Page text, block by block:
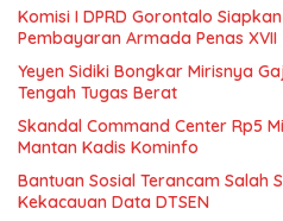
Komisi I DPRD Gorontalo
Pembayaran Armada Penas XVII
Yeyen Sidiki Bongkar Mirisnya
Tengah Tugas Berat
Skandal Command Center Rp5
Mantan Kadis Kominfo
Bantuan Sosial Terancam Salah
Kekacauan Data DTSEN